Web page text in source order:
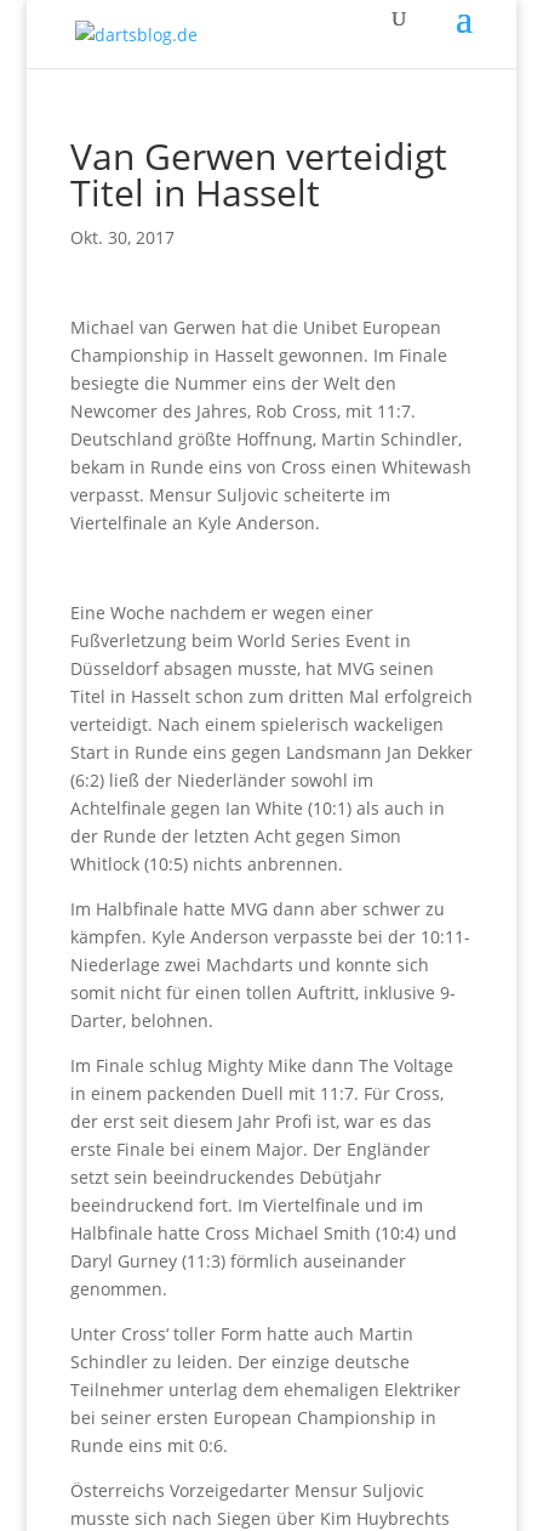
Van Gerwen verteidigt
Titel in Hasselt
Okt. 30, 2017
Michael van Gerwen hat die Unibet European
Championship in Hasselt gewonnen. Im Finale
besiegte die Nummer eins der Welt den
Newcomer des Jahres, Rob Cross, mit 11:7.
Deutschland größte Hoffnung, Martin Schindler,
bekam in Runde eins von Cross einen Whitewash
verpasst. Mensur Suljovic scheiterte im
Viertelfinale an Kyle Anderson.
Eine Woche nachdem er wegen einer
Fußverletzung beim World Series Event in
Düsseldorf absagen musste, hat MVG seinen
Titel in Hasselt schon zum dritten Mal erfolgreich
verteidigt. Nach einem spielerisch wackeligen
Start in Runde eins gegen Landsmann Jan Dekker
(6:2) ließ der Niederländer sowohl im
Achtelfinale gegen Ian White (10:1) als auch in
der Runde der letzten Acht gegen Simon
Whitlock (10:5) nichts anbrennen.
Im Halbfinale hatte MVG dann aber schwer zu
kämpfen. Kyle Anderson verpasste bei der 10:11-
Niederlage zwei Machdarts und konnte sich
somit nicht für einen tollen Auftritt, inklusive 9-
Darter, belohnen.
Im Finale schlug Mighty Mike dann The Voltage
in einem packenden Duell mit 11:7. Für Cross,
der erst seit diesem Jahr Profi ist, war es das
erste Finale bei einem Major. Der Engländer
setzt sein beeindruckendes Debütjahr
beeindruckend fort. Im Viertelfinale und im
Halbfinale hatte Cross Michael Smith (10:4) und
Daryl Gurney (11:3) förmlich auseinander
genommen.
Unter Cross‘ toller Form hatte auch Martin
Schindler zu leiden. Der einzige deutsche
Teilnehmer unterlag dem ehemaligen Elektriker
bei seiner ersten European Championship in
Runde eins mit 0:6.
Österreichs Vorzeigedarter Mensur Suljovic
musste sich nach Siegen über Kim Huybrechts